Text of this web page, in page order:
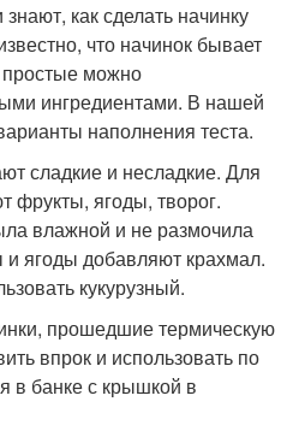
как сделать начинку
что начинок бывает
можно
ингредиентами. В нашей
наполнения теста.
сладкие и несладкие. Для
фрукты, ягоды, творог.
влажной и не размочила
и ягоды добавляют крахмал.
кукурузный.
прошедшие термическую
впрок и использовать по
в банке с крышкой в